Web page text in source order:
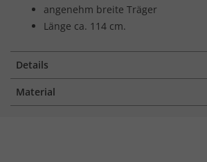
angenehm breite Träger
Länge ca. 114 cm.
Details
Material